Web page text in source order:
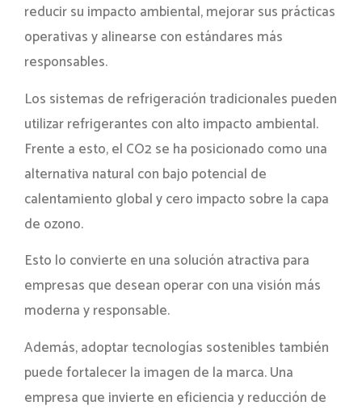
reducir su impacto ambiental, mejorar sus prácticas
operativas y alinearse con estándares más
responsables.
Los sistemas de refrigeración tradicionales pueden
utilizar refrigerantes con alto impacto ambiental.
Frente a esto, el CO2 se ha posicionado como una
alternativa natural con bajo potencial de
calentamiento global y cero impacto sobre la capa
de ozono.
Esto lo convierte en una solución atractiva para
empresas que desean operar con una visión más
moderna y responsable.
Además, adoptar tecnologías sostenibles también
puede fortalecer la imagen de la marca. Una
empresa que invierte en eficiencia y reducción de